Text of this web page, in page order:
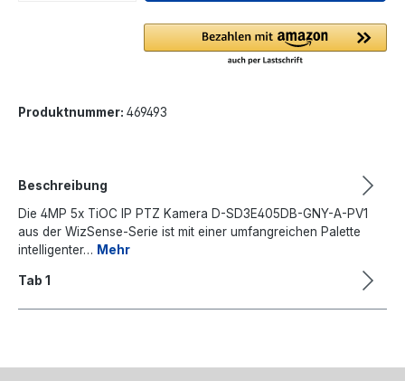
Produktnummer: 469493
Beschreibung
Die 4MP 5x TiOC IP PTZ Kamera D-SD3E405DB-GNY-A-PV1
aus der WizSense-Serie ist mit einer umfangreichen Palette
intelligenter… Mehr
Tab 1